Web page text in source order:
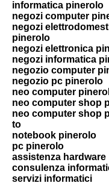
informatica pinerolo
negozi computer
negozi
pinerolo
negozi elettronica
negozi informatica
negozio computer
negozio pc pinerolo
neo computer
neo computer shop
neo computer shop
to
notebook pinerolo
pc pinerolo
assistenza hardware
consulenza
servizi informatici